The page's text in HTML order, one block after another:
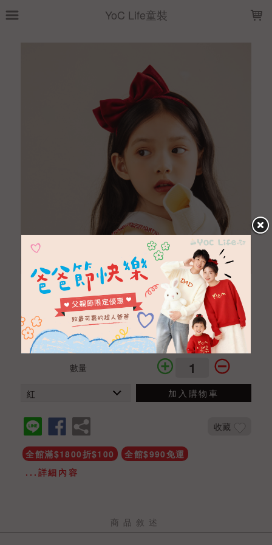
YoC Life童裝
雙層蝴蝶結絲絨髮箍
NTD 150
NTD 120
商品編號
ACA02010008
數量
加入購物車
收藏
全館滿$1800折$100
全館$990免運
...詳細內容
商品敘述